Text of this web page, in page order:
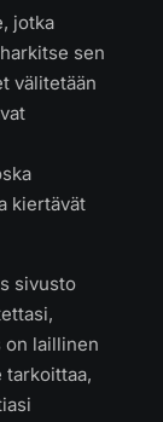
jotka
sen
välitetään
kiertävät
sivusto
on laillinen
tarkoittaa,